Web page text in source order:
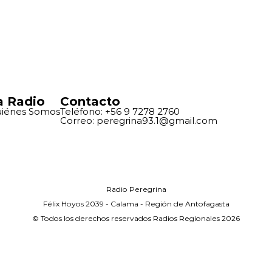
Radio
Somos
Contacto
Teléfono: +56 9 7278 2760
Correo: peregrina93.1@gmail.com
Radio Peregrina
Félix Hoyos 2039 - Calama - Región de Antofagasta
© Todos los derechos reservados Radios Regionales 2026